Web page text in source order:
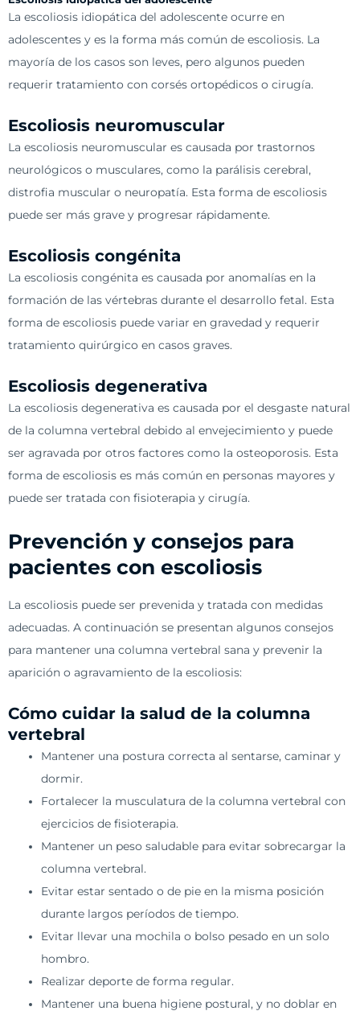
La escoliosis idiopática del adolescente ocurre en
adolescentes y es la forma más común de escoliosis. La
mayoría de los casos son leves, pero algunos pueden
requerir tratamiento con corsés ortopédicos o cirugía.
Escoliosis neuromuscular
La escoliosis neuromuscular es causada por trastornos
neurológicos o musculares, como la parálisis cerebral,
distrofia muscular o neuropatía. Esta forma de escoliosis
puede ser más grave y progresar rápidamente.
Escoliosis congénita
La escoliosis congénita es causada por anomalías en la
formación de las vértebras durante el desarrollo fetal. Esta
forma de escoliosis puede variar en gravedad y requerir
tratamiento quirúrgico en casos graves.
Escoliosis degenerativa
La escoliosis degenerativa es causada por el desgaste natural
de la columna vertebral debido al envejecimiento y puede
ser agravada por otros factores como la osteoporosis. Esta
forma de escoliosis es más común en personas mayores y
puede ser tratada con fisioterapia y cirugía.
Prevención y consejos para
pacientes con escoliosis
La escoliosis puede ser prevenida y tratada con medidas
adecuadas. A continuación se presentan algunos consejos
para mantener una columna vertebral sana y prevenir la
aparición o agravamiento de la escoliosis:
Cómo cuidar la salud de la columna
vertebral
Mantener una postura correcta al sentarse, caminar y
dormir.
Fortalecer la musculatura de la columna vertebral con
ejercicios de fisioterapia.
Mantener un peso saludable para evitar sobrecargar la
columna vertebral.
Evitar estar sentado o de pie en la misma posición
durante largos períodos de tiempo.
Evitar llevar una mochila o bolso pesado en un solo
hombro.
Realizar deporte de forma regular.
Mantener una buena higiene postural, y no doblar en